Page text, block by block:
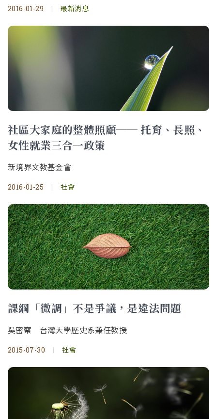
2016-01-29 | 最新消息
社區大家庭的整體照顧── 托育、長照、
女性就業三合一政策
新境界文教基金會
2016-01-25 | 社會
課綱「微調」不是爭議，是違法問題
吳密察 台灣大學歷史系兼任教授
2015-07-30 | 社會